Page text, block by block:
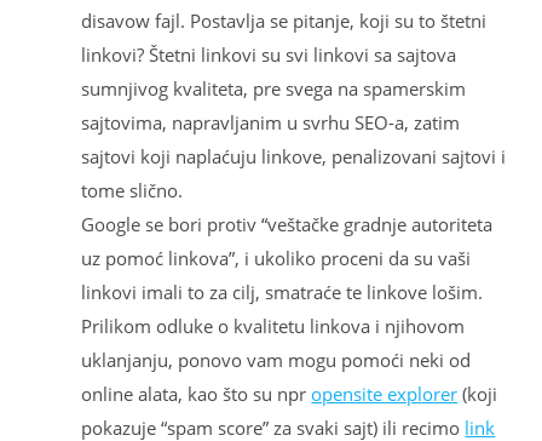
disavow fajl. Postavlja se pitanje, koji su to štetni
linkovi? Štetni linkovi su svi linkovi sa sajtova
sumnjivog kvaliteta, pre svega na spamerskim
sajtovima, napravljanim u svrhu SEO-a, zatim
sajtovi koji naplaćuju linkove, penalizovani sajtovi i
tome slično.
Google se bori protiv “veštačke gradnje autoriteta
uz pomoć linkova”, i ukoliko proceni da su vaši
linkovi imali to za cilj, smatraće te linkove lošim.
Prilikom odluke o kvalitetu linkova i njihovom
uklanjanju, ponovo vam mogu pomoći neki od
online alata, kao što su npropensite explorer (koji
pokazuje “spam score” za svaki sajt) ili recimo link